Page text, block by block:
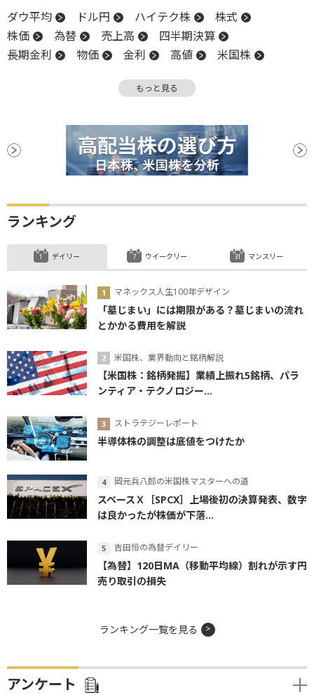
ダウ平均 ドル円 ハイテク株
株式
株価
為替 売上高
四半期決算
長期金利
物価 金利 高値
米国株
上値 S&P500
PPI
もっと見る
ランキング
デイリー
マネックス人生100年デザイン
「墓じまい」には期限がある？墓じまいの流れ
とかかる費用を解説
米国株、業界動向と銘柄解説
【米国株：銘柄発掘】業績上振れ5銘柄、パラ
ンティア・テクノロジー...
ストラテジーレポート
半導体株の調整は底値をつけたか
岡元兵八郎の米国株マスターへの道
スペースＸ［SPCX］上場後初の決算発表、数字
は良かったが株価が下落...
吉田恒の為替デイリー
【為替】120日MA（移動平均線）割れが示す円
売り取引の損失
ウイークリー マンスリー
ランキング一覧を見る
アンケート